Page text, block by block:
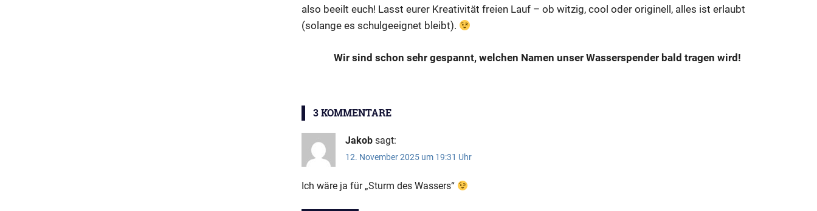
also beeilt euch! Lasst eurer Kreativität freien Lauf – ob witzig, cool oder originell, alles ist erlaubt
(solange es schulgeeignet bleibt).
Wir sind schon sehr gespannt, welchen Namen unser Wasserspender bald tragen wird!
3 KOMMENTARE
Jakob sagt:
12. November 2025 um 19:31 Uhr
Ich wäre ja für „Sturm des Wassers“